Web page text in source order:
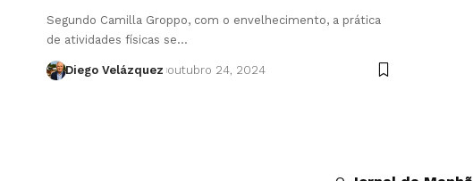
Segundo Camilla Groppo, com o envelhecimento, a prática
de atividades físicas se…
Diego Velázquez outubro 24, 2024